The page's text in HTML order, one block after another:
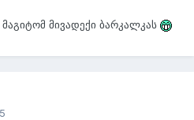
მივადექი ბარკალკას